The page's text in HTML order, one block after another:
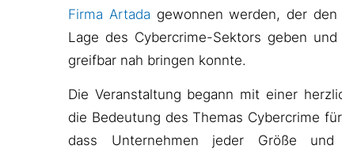
Firma Artada gewonnen werden, der
Lage des Cybercrime-Sektors geben
greifbar nah bringen konnte.
Die Veranstaltung begann mit einer
die Bedeutung des Themas Cybercrime
dass Unternehmen jeder Größe